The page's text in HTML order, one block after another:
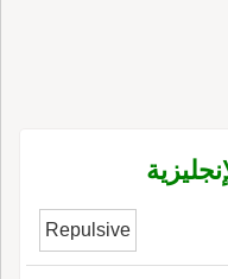
Repulsive